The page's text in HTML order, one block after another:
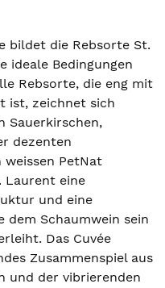
bildet die Rebsorte St.
ideale Bedingungen
Rebsorte, die eng mit
ist, zeichnet sich
Sauerkirschen,
dezenten
weissen PetNat
Laurent eine
und eine
dem Schaumwein sein
Das Cuvée
Zusammenspiel aus
und der vibrierenden